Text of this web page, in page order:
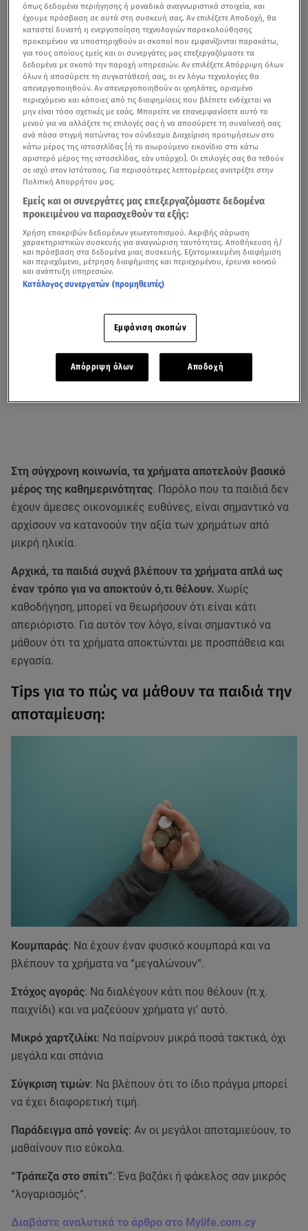
Στη σύγχρονη κοινωνία, τα χρήματα αποτελούν βασικό
μέρος της καθημερινότητας. Παρόλο που τα παιδιά δεν
έχουν άμεσες οικονομικές ευθύνες, είναι σημαντικό να
αρχίσουν να κατανοούν την αξία των χρημάτων από
μικρή ηλικία.
Αρχικά, τα παιδιά συχνά βλέπουν τα χρήματα απλά ως
έναν τρόπο για να αποκτούν ό,τι θέλουν. Χωρίς
καθοδήγηση, μπορεί να θεωρήσουν ότι είναι κάτι
απεριόριστο. Για αυτόν τον λόγο, είναι σημαντικό να
μάθουν ότι τα χρήματα αποκτώνται με προσπάθεια και
εργασία.
Τips για το πώς να μάθουν τα παιδιά την
αποταμίευση:
Κουμπαράς: Να έχουν έναν φυσικό κουμπαρά και να
βλέπουν τα χρήματα να “μεγαλώνουν”.
Στόχος αγοράς: Να διαλέγουν κάτι που θέλουν (π.χ.
παιχνίδι) και να μαζεύουν χρήματα γι’ αυτό.
Μικρό χαρτζιλίκι: Να παίρνουν μικρά ποσά τακτικά, όχι
μεγάλα και σπάνια
Σύγκριση τιμών: Να βλέπουν ότι το ίδιο πράγμα μπορεί
να έχει διαφορετική τιμή.
Παράδειγμα από γονείς: Αν οι μεγάλοι αποταμιεύουν, το
μαθαίνουν πιο εύκολα.
“Τράπεζα στο σπίτι”: Ένα βαζάκι ή φάκελος σαν μικρός
“λογαριασμός”.
Διαβάστε αναλυτικά το άρθρο στο Mylife.com.cy
όπως δεδομένα περιήγησης ή μοναδικά αναγνωριστικά στοιχεία, και
έχουμε πρόσβαση σε αυτά στη συσκευή σας. Αν επιλέξετε Αποδοχή, θα
καταστεί δυνατή η ενεργοποίηση τεχνολογιών παρακολούθησης
προκειμένου να υποστηριχθούν οι σκοποί που εμφανίζονται παρακάτω,
για τους οποίους εμείς και οι συνεργάτες μας επεξεργαζόμαστε τα
δεδομένα με σκοπό την παροχή υπηρεσιών. Αν επιλέξετε Απόρριψη όλων
όλων ή αποσύρετε τη συγκατάθεσή σας, οι εν λόγω τεχνολογίες θα
απενεργοποιηθούν. Αν απενεργοποιηθούν οι ιχνηλάτες, ορισμένο
περιεχόμενο και κάποιες από τις διαφημίσεις που βλέπετε ενδέχεται να
μην είναι τόσο σχετικές με εσάς. Μπορείτε να επανεμφανίσετε αυτό το
μενού για να αλλάξετε τις επιλογές σας ή να αποσύρετε τη συναίνεσή σας
ανά πάσα στιγμή πατώντας τον σύνδεσμο Διαχείριση προτιμήσεων στο
κάτω μέρος της ιστοσελίδας [ή το αιωρούμενο εικονίδιο στο κάτω
αριστερό μέρος της ιστοσελίδας, εάν υπάρχει]. Οι επιλογές σας θα τεθούν
σε ισχύ στον Ιστότοπος. Για περισσότερες λεπτομέρειες ανατρέξτε στην
Πολιτική Απορρήτου μας.
Εμείς και οι συνεργάτες μας επεξεργαζόμαστε δεδομένα
προκειμένου να παρασχεθούν τα εξής:
Χρήση επακριβών δεδομένων γεωεντοπισμού. Ακριβής σάρωση
χαρακτηριστικών συσκευής για αναγνώριση ταυτότητας. Αποθήκευση ή/
και πρόσβαση στα δεδομένα μιας συσκευής. Εξατομικευμένη διαφήμιση
και περιεχόμενο, μέτρηση διαφήμισης και περιεχομένου, έρευνα κοινού
και ανάπτυξη υπηρεσιών.
Κατάλογος συνεργατών (προμηθευτές)
Εμφάνιση σκοπών
Απόρριψη όλων Αποδοχή